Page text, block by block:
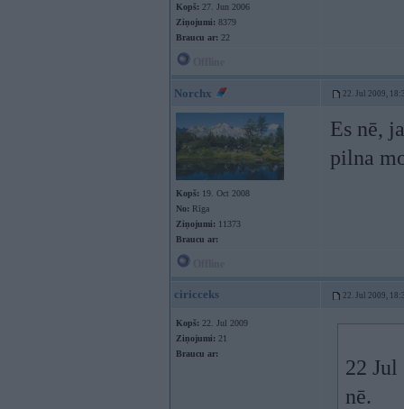
Kopš: 27. Jun 2006
Ziņojumi: 8379
Braucu ar: 22
Norchx 22. Jul 2009,
Kopš: 19. Oct 2008
No: Rīga
Ziņojumi: 11373
Braucu ar:
Es nē,
pilna
ciricceks 22. Jul 2009,
Kopš: 22. Jul 2009
Ziņojumi: 21
Braucu ar:
22
nē.